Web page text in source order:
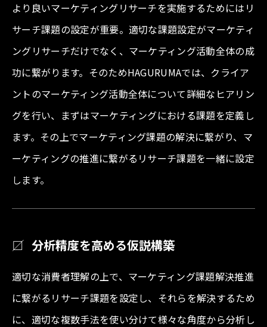
より良いマーケティングリサーチを実施するためにはリ
サーチ課題の設定が重要。適切な課題設定がマーケティ
ングリサーチだけでなく、マーケティング活動全体の成
功に繋がります。そのためHAGURUMAでは、クライア
ントのマーケティング活動全体について詳細なヒアリン
グを行い、まずはマーケティングにおける課題を定義し
ます。その上でマーケティング課題の解決に繋がり、マ
ーケティングの推進に繋がるリサーチ課題を一緒に設定
します。
分析精度を高める仮説構築
適切な消費者理解の上で、マーケティング課題解決推進
に繋がるリサーチ課題を設定し、それらを解決するため
に、適切な複数手法を使い分けて様々な角度から分析し